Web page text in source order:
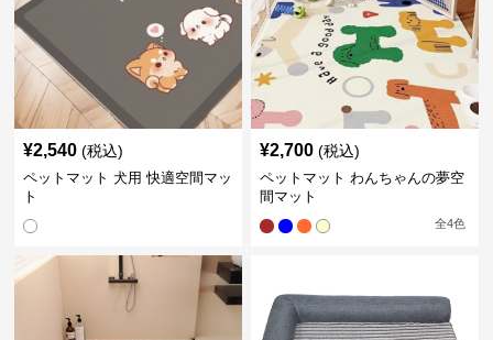
¥2,540 (税込)
ペットマット 犬用 快適空間マッ
ト
¥2,700 (税込)
ペットマット わんちゃんの夢空
間マット
全4色